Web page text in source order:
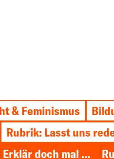
& Feminismus
Rubrik: Lasst uns
Erklär doch mal …